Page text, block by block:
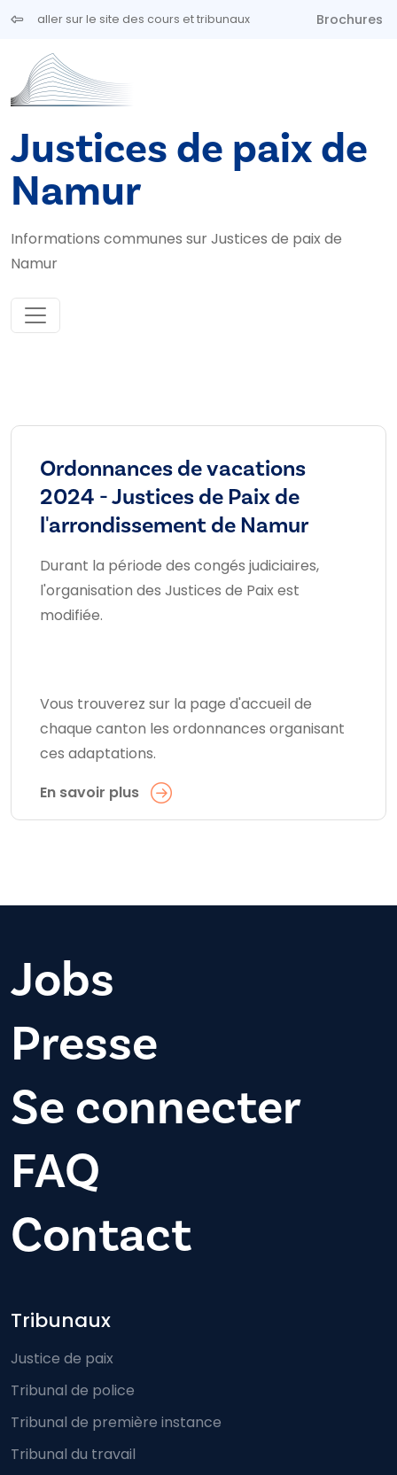
Aller au contenu principal
aller sur le site des cours et tribunaux Brochures
Justices de paix de
Namur
Informations communes sur Justices de paix de
Namur
Ordonnances de vacations
2024 - Justices de Paix de
l'arrondissement de Namur
Durant la période des congés judiciaires,
l'organisation des Justices de Paix est
modifiée.
Vous trouverez sur la page d'accueil de
chaque canton les ordonnances organisant
ces adaptations.
En savoir plus
Jobs
Presse
Se connecter
FAQ
Contact
Footer-menu
Tribunaux
Justice de paix
Tribunal de police
Tribunal de première instance
Tribunal du travail